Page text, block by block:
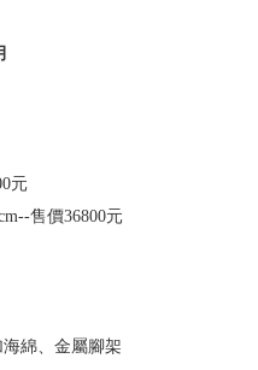
元
售價36800元
綿、金屬腳架